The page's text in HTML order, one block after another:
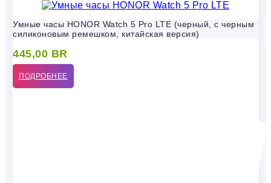
Умные часы HONOR Watch 5 Pro LTE (черный, с черным
силиконовым ремешком, китайская версия)
445,00 BR
ПОДРОБНЕЕ